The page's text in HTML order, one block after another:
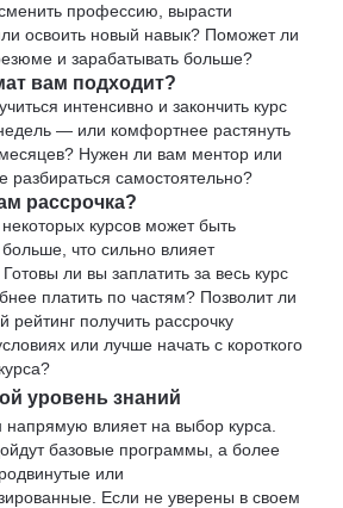
профессию, вырасти
освоить новый навык? Поможет ли
и зарабатывать больше?
вам подходит?
интенсивно и закончить курс
— или комфортнее растянуть
Нужен ли вам ментор или
разбираться самостоятельно?
рассрочка?
курсов может быть
что сильно влияет
ли вы заплатить за весь курс
платить по частям? Позволит ли
рейтинг получить рассрочку
или лучше начать с короткого
уровень знаний
напрямую влияет на выбор курса.
базовые программы, а более
или
Если не уверены в своем